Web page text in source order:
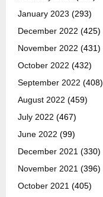
January 2023 (293)
December 2022 (425)
November 2022 (431)
October 2022 (432)
September 2022 (408)
August 2022 (459)
July 2022 (467)
June 2022 (99)
December 2021 (330)
November 2021 (396)
October 2021 (405)